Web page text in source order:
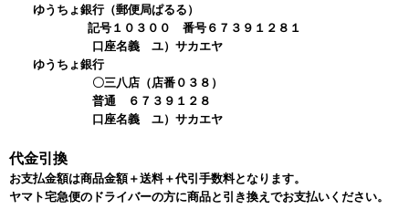
ゆうちょ銀行（郵便局ぱるる）
記号１０３００ 番号６７３９１２８１
口座名義 ユ）サカエヤ
ゆうちょ銀行
〇三八店（店番０３８）
普通 ６７３９１２８
口座名義 ユ）サカエヤ
代金引換
お支払金額は商品金額＋送料＋代引手数料となります。
ヤマト宅急便のドライバーの方に商品と引き換えでお支払いください。